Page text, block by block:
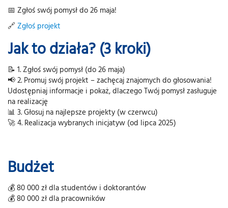
📅 Zgłoś swój pomysł do 26 maja!
🔗 Zgłoś projekt
Jak to działa? (3 kroki)
📝 1. Zgłoś swój pomysł (do 26 maja)
📢 2. Promuj swój projekt – zachęcaj znajomych do głosowania!
Udostępniaj informacje i pokaż, dlaczego Twój pomysł zasługuje
na realizację
📊 3. Głosuj na najlepsze projekty (w czerwcu)
🚀 4. Realizacja wybranych inicjatyw (od lipca 2025)
Budżet
💰 80 000 zł dla studentów i doktorantów
💰 80 000 zł dla pracowników